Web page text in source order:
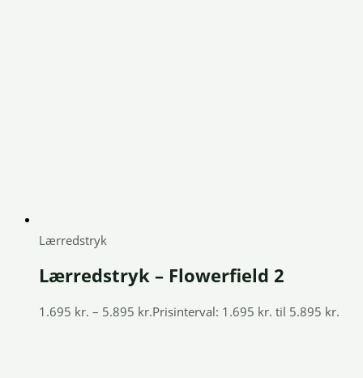
Lærredstryk
Lærredstryk – Flowerfield 2
1.695 kr. – 5.895 kr.Prisinterval: 1.695 kr. til 5.895 kr.